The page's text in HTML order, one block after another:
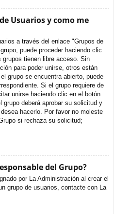
Usuarios y como me
a través del enlace "Grupos de
puede proceder haciendo clic
grupos tienen libre acceso. Sin
para poder unirse, otros están
grupo se encuentra abierto, puede
Si el grupo requiere de
unirse haciendo clic en el botón
grupo deberá aprobar su solicitud y
hacerlo. Por favor no moleste
si rechaza su solicitud;
del Grupo?
por La Administración al crear el
grupo de usuarios, contacte con La